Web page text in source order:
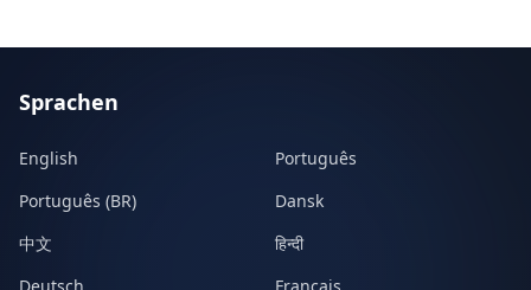
Sprachen
English
Português
Português (BR)
Dansk
中文
हिन्दी